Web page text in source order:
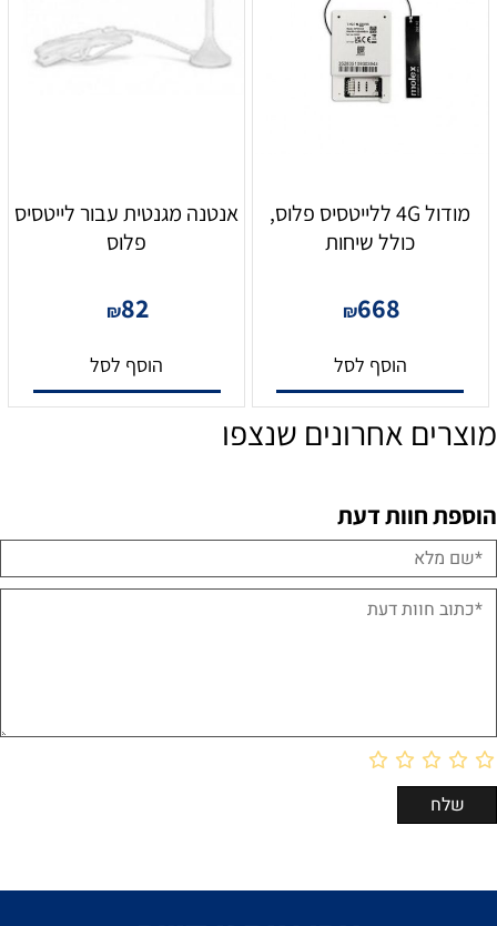
מודול 4G ללייטסיס פלוס,
כולל שיחות
₪668
הוסף לסל
אנטנה מגנטית עבור לייטסיס
פלוס
₪82
הוסף לסל
מוצרים אחרונים שנצפו
הוספת חוות דעת